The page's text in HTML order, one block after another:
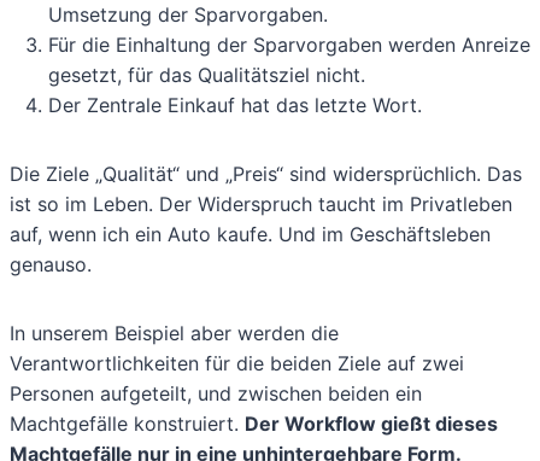
Umsetzung der Sparvorgaben.
Für die Einhaltung der Sparvorgaben werden Anreize
gesetzt, für das Qualitätsziel nicht.
Der Zentrale Einkauf hat das letzte Wort.
Die Ziele „Qualität“ und „Preis“ sind widersprüchlich. Das
ist so im Leben. Der Widerspruch taucht im Privatleben
auf, wenn ich ein Auto kaufe. Und im Geschäftsleben
genauso.
In unserem Beispiel aber werden die
Verantwortlichkeiten für die beiden Ziele auf zwei
Personen aufgeteilt, und zwischen beiden ein
Machtgefälle konstruiert. Der Workflow gießt dieses
Machtgefälle nur in eine unhintergehbare Form.